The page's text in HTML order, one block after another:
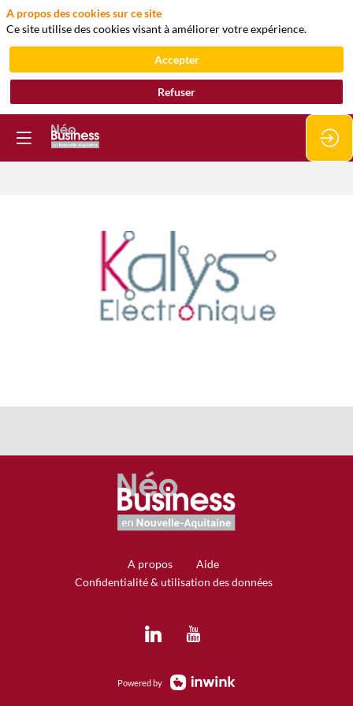
Kalys-
electronique
A propos
Aide
Confidentialité & utilisation des données
Powered by
A propos des cookies sur ce site
Ce site utilise des cookies visant à améliorer votre expérience.
Accepter
Refuser